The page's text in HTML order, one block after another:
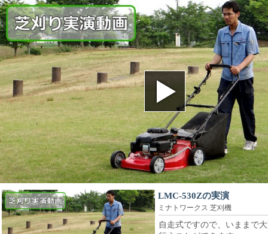
LMC-530Zの実演
ミナトワークス 芝刈機
自走式ですので、いままで